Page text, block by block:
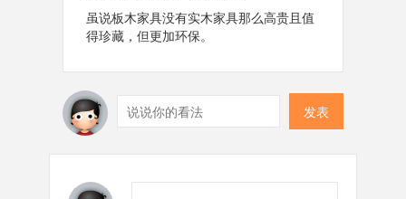
虽说板木家具没有实木家具那么高贵且值
得珍藏，但更加环保。
发表